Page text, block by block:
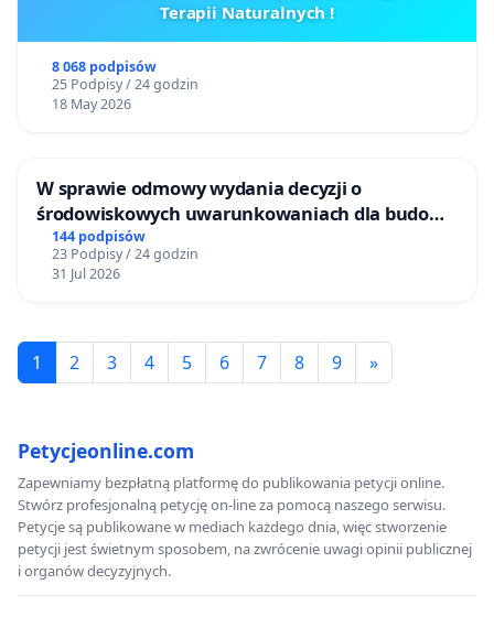
Terapii Naturalnych !
8 068 podpisów
25 Podpisy / 24 godzin
18 May 2026
W sprawie odmowy wydania decyzji o
środowiskowych uwarunkowaniach dla budowy
zakładu wytwarzania biometanu „Krynki” w
Ostrowiu Południowym oraz ochrony
mieszkańców i Puszczy Knyszyńskiej
144 podpisów
23 Podpisy / 24 godzin
31 Jul 2026
1 2 3 4 5 6 7 8 9 »
Petycjeonline.com
Zapewniamy bezpłatną platformę do publikowania petycji online.
Stwórz profesjonalną petycję on-line za pomocą naszego serwisu.
Petycje są publikowane w mediach każdego dnia, więc stworzenie
petycji jest świetnym sposobem, na zwrócenie uwagi opinii publicznej
i organów decyzyjnych.